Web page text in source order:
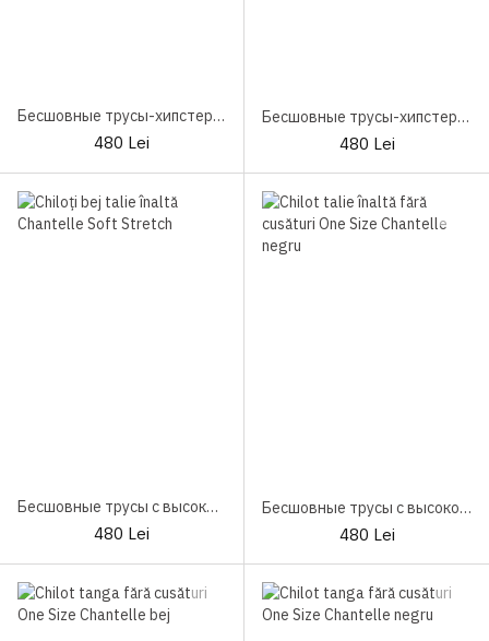
Бесшовные трусы-хипстеры One Size Chantelle Soft Stretch C26440
480 Lei
Бесшовные трусы-хипстеры One Size Chantelle Soft Stretch C26440 Black
480 Lei
Бесшовные трусы с высокой талией Chantelle Soft Stretch C26470
480 Lei
Бесшовные трусы с высокой талией Chantelle Soft Stretch C26470 Black
480 Lei